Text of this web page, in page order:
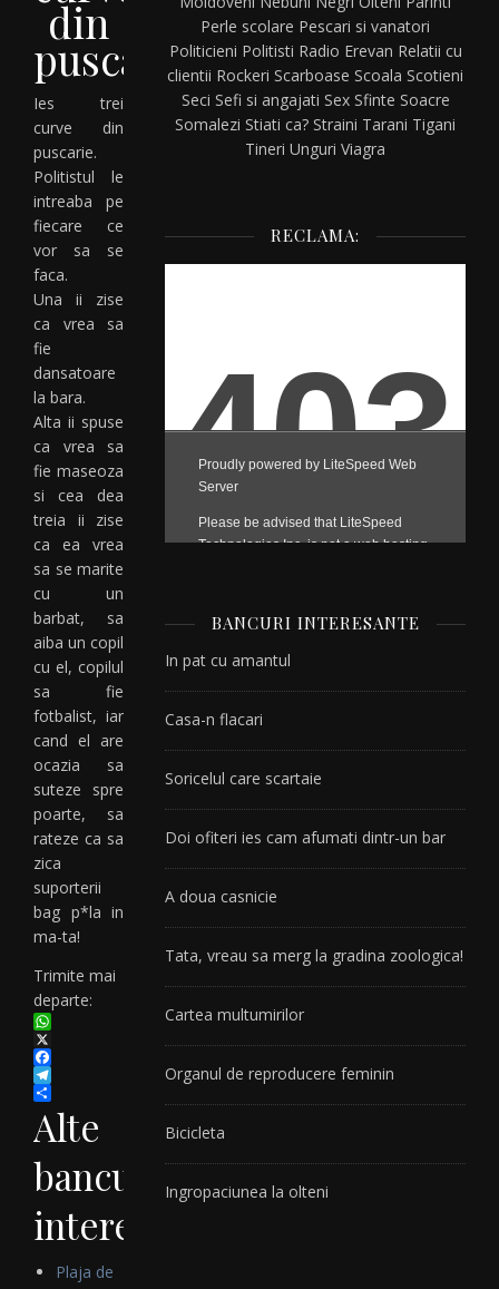
din
puscarie
Ies trei
curve din
puscarie.
Politistul le
intreaba pe
fiecare ce
vor sa se
faca.
Una ii zise
ca vrea sa
fie
dansatoare
la bara.
Alta ii spuse
ca vrea sa
fie maseoza
si cea dea
treia ii zise
ca ea vrea
sa se marite
cu un
barbat, sa
aiba un copil
cu el, copilul
sa fie
fotbalist, iar
cand el are
ocazia sa
suteze spre
poarte, sa
rateze ca sa
zica
suporterii
bag p*la in
ma-ta!
Trimite mai
departe:
WhatsApp
X
Facebook
Telegram
Partajează
Alte
bancuri
interesante:
Plaja de
Perle scolare Pescari si vanatori
Politicieni Politisti Radio Erevan Relatii cu
clientii Rockeri Scarboase Scoala Scotieni
Seci Sefi si angajati Sex Sfinte Soacre
Somalezi Stiati ca? Straini Tarani Tigani
Tineri Unguri Viagra
RECLAMA:
BANCURI INTERESANTE
In pat cu amantul
Casa-n flacari
Soricelul care scartaie
Doi ofiteri ies cam afumati dintr-un bar
A doua casnicie
Tata, vreau sa merg la gradina zoologica!
Cartea multumirilor
Organul de reproducere feminin
Bicicleta
Ingropaciunea la olteni